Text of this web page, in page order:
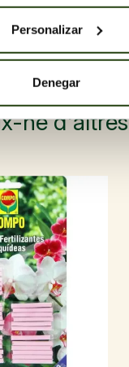
Personalizar
Denegar
ne d'altres